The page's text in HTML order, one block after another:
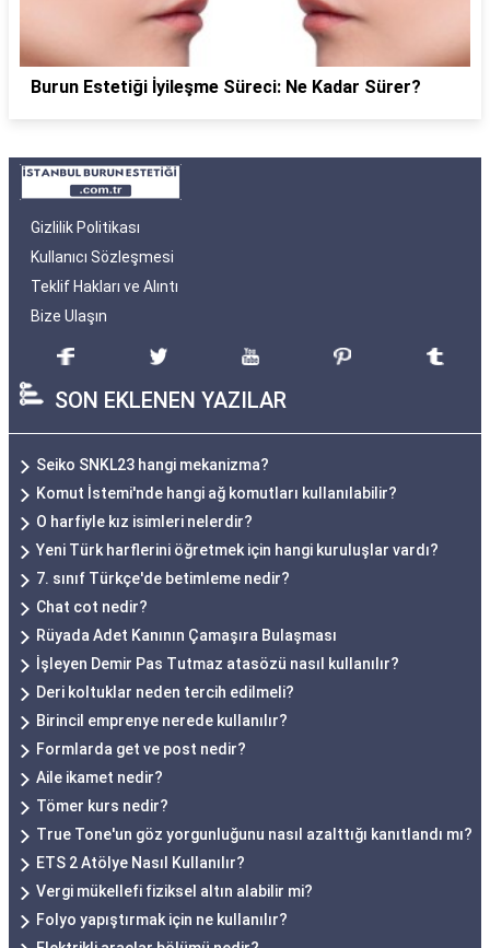
Burun Estetiği İyileşme Süreci: Ne Kadar Sürer?
Gizlilik Politikası
Kullanıcı Sözleşmesi
Teklif Hakları ve Alıntı
Bize Ulaşın
SON EKLENEN YAZILAR
Seiko SNKL23 hangi mekanizma?
Komut İstemi'nde hangi ağ komutları kullanılabilir?
O harfiyle kız isimleri nelerdir?
Yeni Türk harflerini öğretmek için hangi kuruluşlar vardı?
7. sınıf Türkçe'de betimleme nedir?
Chat cot nedir?
Rüyada Adet Kanının Çamaşıra Bulaşması
İşleyen Demir Pas Tutmaz atasözü nasıl kullanılır?
Deri koltuklar neden tercih edilmeli?
Birincil emprenye nerede kullanılır?
Formlarda get ve post nedir?
Aile ikamet nedir?
Tömer kurs nedir?
True Tone'un göz yorgunluğunu nasıl azalttığı kanıtlandı mı?
ETS 2 Atölye Nasıl Kullanılır?
Vergi mükellefi fiziksel altın alabilir mi?
Folyo yapıştırmak için ne kullanılır?